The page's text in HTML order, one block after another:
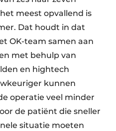
meest opvallend is
Dat houdt in dat
OK-team samen aan
met behulp van
en hightech
kunnen
operatie veel minder
de patiënt die sneller
situatie moeten